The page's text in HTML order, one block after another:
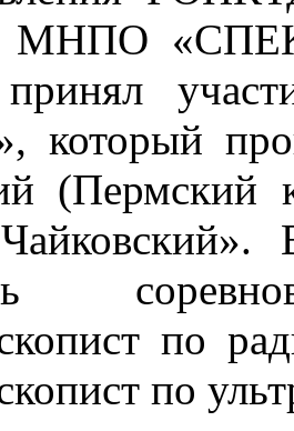
принял
который
по
по